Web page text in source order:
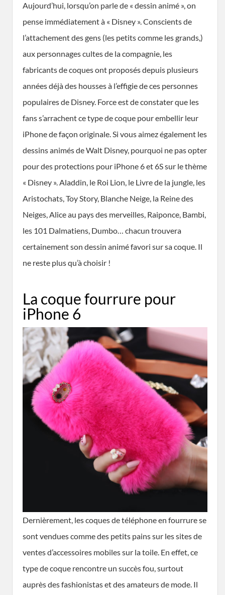
Aujourd’hui, lorsqu’on parle de « dessin animé », on
pense immédiatement à « Disney ». Conscients de
l’attachement des gens (les petits comme les grands,)
aux personnages cultes de la compagnie, les
fabricants de coques ont proposés depuis plusieurs
années déjà des housses à l’effigie de ces personnes
populaires de Disney. Force est de constater que les
fans s’arrachent ce type de coque pour embellir leur
iPhone de façon originale. Si vous aimez également les
dessins animés de Walt Disney, pourquoi ne pas opter
pour des protections pour iPhone 6 et 6S sur le thème
« Disney ». Aladdin, le Roi Lion, le Livre de la jungle, les
Aristochats, Toy Story, Blanche Neige, la Reine des
Neiges, Alice au pays des merveilles, Raiponce, Bambi,
les 101 Dalmatiens, Dumbo… chacun trouvera
certainement son dessin animé favori sur sa coque. Il
ne reste plus qu’à choisir !
La coque fourrure pour
iPhone 6
Dernièrement, les coques de téléphone en fourrure se
sont vendues comme des petits pains sur les sites de
ventes d’accessoires mobiles sur la toile. En effet, ce
type de coque rencontre un succès fou, surtout
auprès des fashionistas et des amateurs de mode. Il